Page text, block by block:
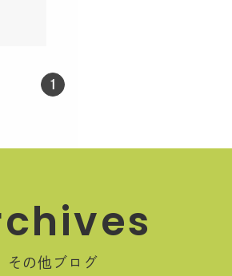
1
ch ives
その他ブログ